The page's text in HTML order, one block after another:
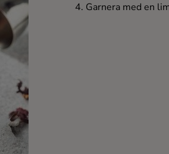
Garnera med en